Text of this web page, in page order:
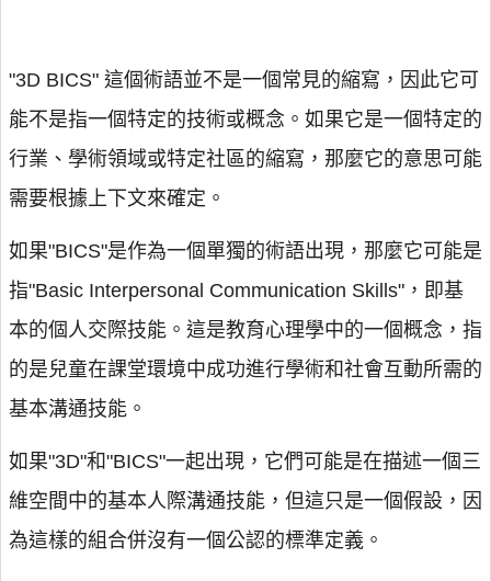
"3D BICS" 這個術語並不是一個常見的縮寫，因此它可
能不是指一個特定的技術或概念。如果它是一個特定的
行業、學術領域或特定社區的縮寫，那麼它的意思可能
需要根據上下文來確定。
如果"BICS"是作為一個單獨的術語出現，那麼它可能是
指"Basic Interpersonal Communication Skills"，即基
本的個人交際技能。這是教育心理學中的一個概念，指
的是兒童在課堂環境中成功進行學術和社會互動所需的
基本溝通技能。
如果"3D"和"BICS"一起出現，它們可能是在描述一個三
維空間中的基本人際溝通技能，但這只是一個假設，因
為這樣的組合併沒有一個公認的標準定義。